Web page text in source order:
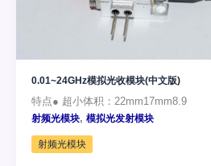
0.01~24GHz模拟光收模块(中文版)
特点● 超小体积：22mm17mm8.9
射频光模块, 模拟光发射模块
射频光模块